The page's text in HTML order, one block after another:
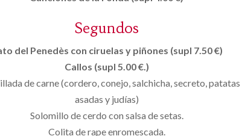
Segundos
del Penedès con ciruelas y piñones (supl 7.50 €)
Callos (supl 5.00 €.)
de carne (cordero, conejo, salchicha, secreto, patatas
asadas y judías)
Solomillo de cerdo con salsa de setas.
Colita de rape enromescada.